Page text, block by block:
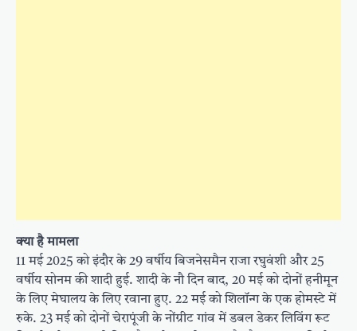
क्‍या है मामला
11 मई 2025 को इंदौर के 29 वर्षीय बिजनेसमैन राजा रघुवंशी और 25
वर्षीय सोनम की शादी हुई. शादी के नौ दिन बाद, 20 मई को दोनों हनीमून
के लिए मेघालय के लिए रवाना हुए. 22 मई को शिलॉन्ग के एक होमस्टे में
रुके. 23 मई को दोनों चेरापूंजी के नोंग्रीट गांव में डबल डेकर लिविंग रूट